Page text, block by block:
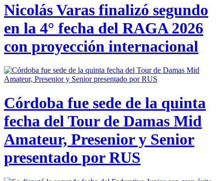
Nicolás Varas finalizó segundo
en la 4° fecha del RAGA 2026
con proyección internacional
Córdoba fue sede de la quinta
fecha del Tour de Damas Mid
Amateur, Presenior y Senior
presentado por RUS